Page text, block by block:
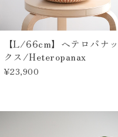
【L/66cm】ヘテロパナッ
クス/Heteropanax
¥23,900